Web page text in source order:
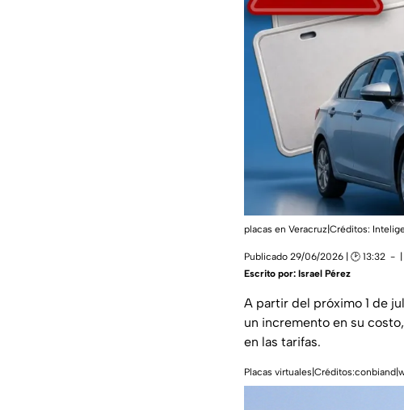
placas en Veracruz|Créditos:
Publicado 29/06/2026 | 🕑 13:32
Escrito por: Israel Pérez
A partir del próximo 1 de
un incremento en su
en las tarifas.
Placas